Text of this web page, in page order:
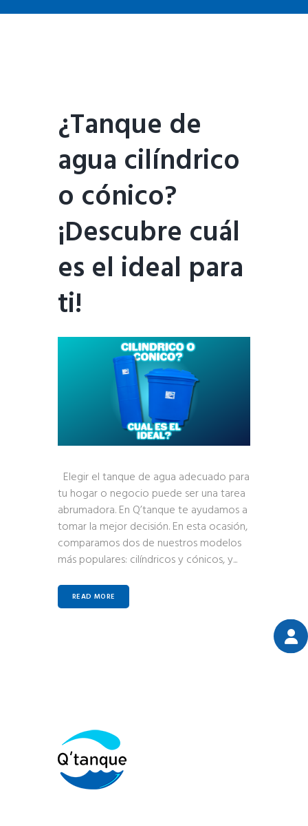
¿Tanque de
agua cilíndrico
o cónico?
¡Descubre cuál
es el ideal para
ti!
Elegir el tanque de agua adecuado para
tu hogar o negocio puede ser una tarea
abrumadora. En Q’tanque te ayudamos a
tomar la mejor decisión. En esta ocasión,
comparamos dos de nuestros modelos
más populares: cilíndricos y cónicos, y...
READ MORE